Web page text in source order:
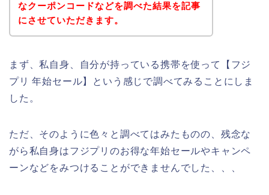
なクーポンコードなどを調べた結果を記事
にさせていただきます。
まず、私自身、自分が持っている携帯を使って【フジ
プリ 年始セール】という感じで調べてみることにしま
した。
ただ、そのように色々と調べてはみたものの、残念な
がら私自身はフジプリのお得な年始セールやキャンペ
ーンなどをみつけることができませんでした、、、